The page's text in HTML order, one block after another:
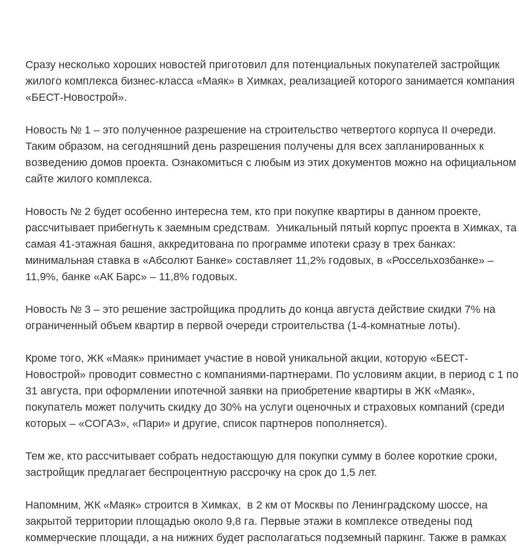
НЕДВИЖИМОСТЬ
Новостройки
Элитная недвижимость
ПОКУПАТЕЛЯМ
Акции
ЗАСТРОЙЩИКАМ
Сразу несколько хороших новостей приготовил для потенциальных покупателей застройщик
жилого комплекса бизнес-класса «Маяк» в Химках, реализацией которого занимается компания
«БЕСТ-Новострой».
Новость № 1 – это полученное разрешение на строительство четвертого корпуса II очереди.
Таким образом, на сегодняшний день разрешения получены для всех запланированных к
возведению домов проекта. Ознакомиться с любым из этих документов можно на официальном
сайте жилого комплекса.
Новость № 2 будет особенно интересна тем, кто при покупке квартиры в данном проекте,
рассчитывает прибегнуть к заемным средствам. Уникальный пятый корпус проекта в Химках, та
самая 41-этажная башня, аккредитована по программе ипотеки сразу в трех банках:
минимальная ставка в «Абсолют Банке» составляет 11,2% годовых, в «Россельхозбанке» –
11,9%, банке «АК Барс» – 11,8% годовых.
Новость № 3 – это решение застройщика продлить до конца августа действие скидки 7% на
ограниченный объем квартир в первой очереди строительства (1-4-комнатные лоты).
Кроме того, ЖК «Маяк» принимает участие в новой уникальной акции, которую «БЕСТ-
Новострой» проводит совместно с компаниями-партнерами. По условиям акции, в период с 1 по
31 августа, при оформлении ипотечной заявки на приобретение квартиры в ЖК «Маяк»,
покупатель может получить скидку до 30% на услуги оценочных и страховых компаний (среди
которых – «СОГАЗ», «Пари» и другие, список партнеров пополняется).
Тем же, кто рассчитывает собрать недостающую для покупки сумму в более короткие сроки,
застройщик предлагает беспроцентную рассрочку на срок до 1,5 лет.
Напомним, ЖК «Маяк» строится в Химках, в 2 км от Москвы по Ленинградскому шоссе, на
закрытой территории площадью около 9,8 га. Первые этажи в комплексе отведены под
коммерческие площади, а на нижних будет располагаться подземный паркинг. Также в рамках